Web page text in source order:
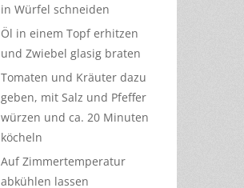
in Würfel schneiden
Öl in einem Topf erhitzen
und Zwiebel glasig braten
Tomaten und Kräuter dazu
geben, mit Salz und Pfeffer
würzen und ca. 20 Minuten
köcheln
Auf Zimmertemperatur
abkühlen lassen